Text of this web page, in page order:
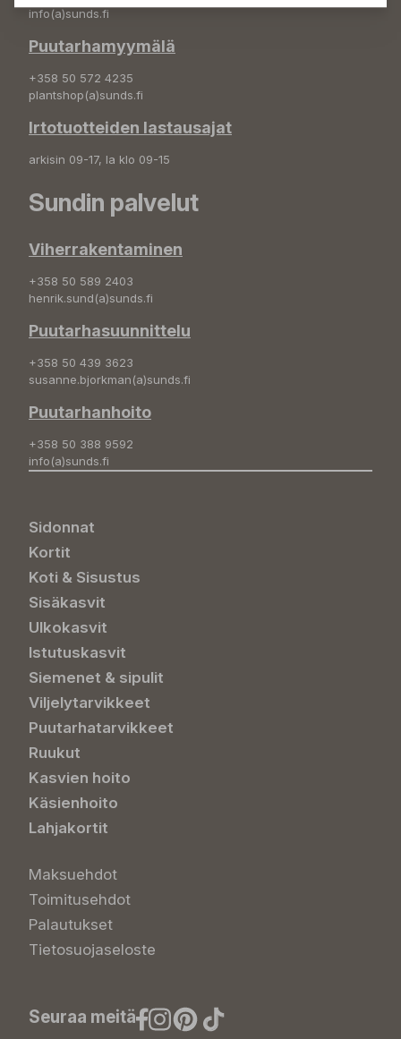
info(a)sunds.fi
Puutarhamyymälä
+358 50 572 4235
plantshop(a)sunds.fi
Irtotuotteiden lastausajat
arkisin 09-17, la klo 09-15
Sundin palvelut
Viherrakentaminen
+358 50 589 2403
henrik.sund(a)sunds.fi
Puutarhasuunnittelu
+358 50 439 3623
susanne.bjorkman(a)sunds.fi
Puutarhanhoito
+358 50 388 9592
info(a)sunds.fi
Sidonnat
Kortit
Koti & Sisustus
Sisäkasvit
Ulkokasvit
Istutuskasvit
Siemenet & sipulit
Viljelytarvikkeet
Puutarhatarvikkeet
Ruukut
Kasvien hoito
Käsienhoito
Lahjakortit
Maksuehdot
Toimitusehdot
Palautukset
Tietosuojaseloste
Seuraa meitä